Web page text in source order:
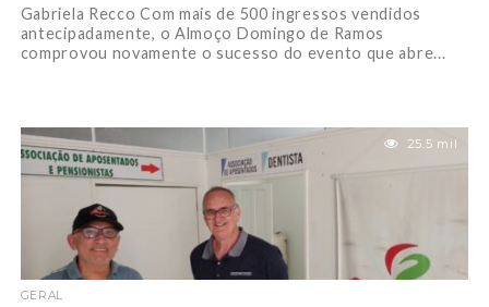
Gabriela Recco Com mais de 500 ingressos vendidos
antecipadamente, o Almoço Domingo de Ramos
comprovou novamente o sucesso do evento que abre...
25.5 mil
GERAL